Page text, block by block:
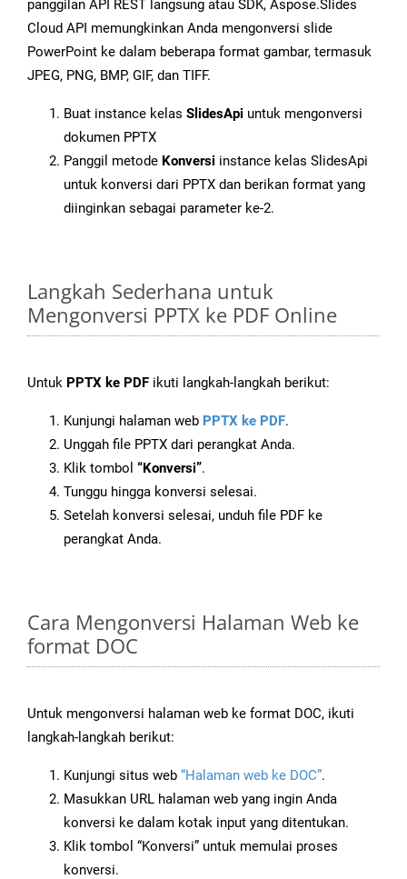
panggilan API REST langsung atau SDK, Aspose.Slides
Cloud API memungkinkan Anda mengonversi slide
PowerPoint ke dalam beberapa format gambar, termasuk
JPEG, PNG, BMP, GIF, dan TIFF.
Buat instance kelas SlidesApi untuk mengonversi
dokumen PPTX
Panggil metode Konversi instance kelas SlidesApi
untuk konversi dari PPTX dan berikan format yang
diinginkan sebagai parameter ke-2.
Langkah Sederhana untuk
Mengonversi PPTX ke PDF Online
Untuk PPTX ke PDF ikuti langkah-langkah berikut:
Kunjungi halaman web PPTX ke PDF.
Unggah file PPTX dari perangkat Anda.
Klik tombol “Konversi”.
Tunggu hingga konversi selesai.
Setelah konversi selesai, unduh file PDF ke
perangkat Anda.
Cara Mengonversi Halaman Web ke
format DOC
Untuk mengonversi halaman web ke format DOC, ikuti
langkah-langkah berikut:
Kunjungi situs web “Halaman web ke DOC”.
Masukkan URL halaman web yang ingin Anda
konversi ke dalam kotak input yang ditentukan.
Klik tombol “Konversi” untuk memulai proses
konversi.